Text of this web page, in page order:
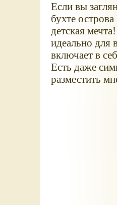
Если вы
бухте
детская
идеально для
включает в
Есть даже
разместить